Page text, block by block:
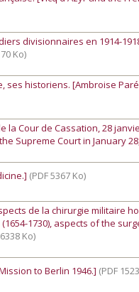
divisionnaires en 1914-
Ko)
ses historiens. [Ambroise
la Cour de Cassation, 28
Supreme Court in January
(PDF 5367 Ko)
de la chirurgie militaire
1730), aspects of the
Ko)
to Berlin 1946.] (PDF